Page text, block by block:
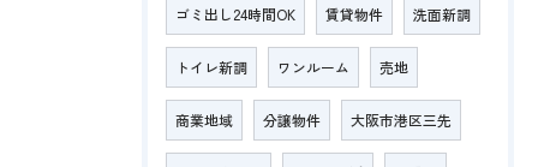
ゴミ出し24時間OK 賃貸物件 洗面新調
トイレ新調 ワンルーム 売地
商業地域 分譲物件 大阪市港区三先